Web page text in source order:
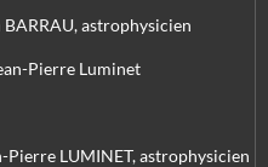
astrophysicien
Pierre Luminet
Pierre LUMINET, astrophysicien